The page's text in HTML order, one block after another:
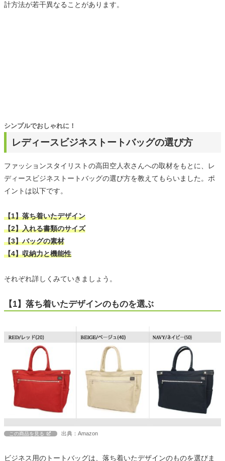
計方法が若干異なることがあります。
レディースビジネストートバッグの選び方
シンプルでおしゃれに！
ファッションスタイリストの高田空人衣さんへの取材をもとに、レ
ディースビジネストートバッグの選び方を教えてもらいました。ポ
イントは以下です。
【1】落ち着いたデザイン
【2】入れる書類のサイズ
【3】バッグの素材
【4】収納力と機能性
それぞれ詳しくみていきましょう。
【1】落ち着いたデザインのものを選ぶ
この商品を見る 出典：Amazon
ビジネス用のトートバッグは、落ち着いたデザインのものを選びま